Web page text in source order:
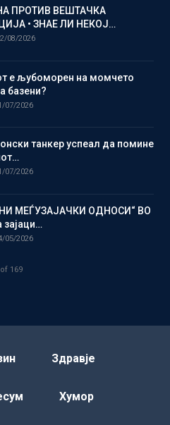
ПРОТИВ ВЕШТАЧКА
• ЗНАЕ ЛИ НЕКОЈ…
08/2026
е љубоморен на момчето
базени?
07/2026
танкер успеал да помине
07/2026
МЕЃУЗАЈАЧКИ ОДНОСИ“ ВО
05/2026
169
Здравје
Хумор